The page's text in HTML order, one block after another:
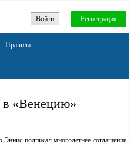
Войти Регистрация
Правила
«Венецию»
подписал многолетнее соглашение